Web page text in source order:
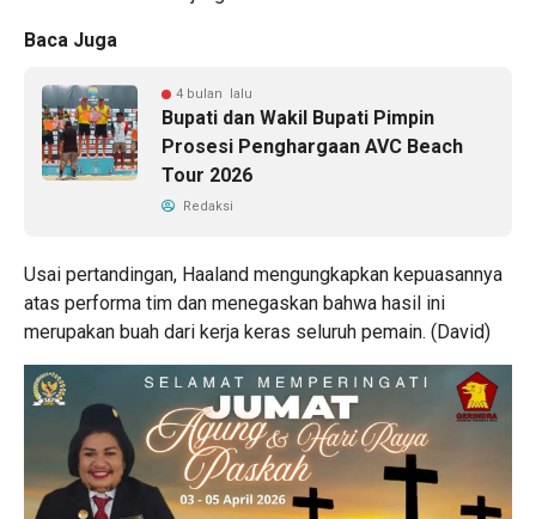
Baca Juga
4 bulan lalu
Bupati dan Wakil Bupati Pimpin
Prosesi Penghargaan AVC Beach
Tour 2026
Redaksi
Usai pertandingan, Haaland mengungkapkan kepuasannya
atas performa tim dan menegaskan bahwa hasil ini
merupakan buah dari kerja keras seluruh pemain. (David)